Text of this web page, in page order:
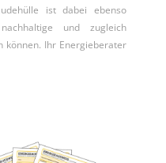
ist dabei ebenso
und zugleich
können. Ihr Energieberater